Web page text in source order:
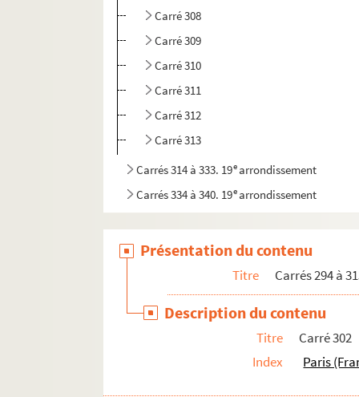
Carré 308
Carré 309
Carré 310
Carré 311
Carré 312
Carré 313
Carrés 314 à 333. 19earrondissement
Carrés 334 à 340. 19earrondissement
Présentation du contenu
Titre Carrés 294 à
Description du contenu
Titre
Carré 302
Index
Paris